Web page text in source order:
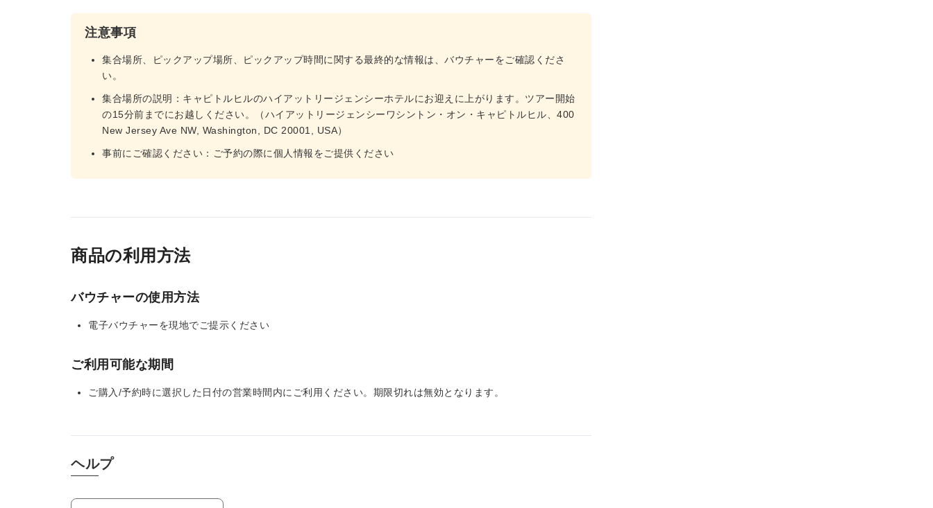
注意事項
集合場所、ピックアップ場所、ピックアップ時間に関する最終的な情報は、バウチャーをご確認くださ
い。
集合場所の説明：キャピトルヒルのハイアットリージェンシーホテルにお迎えに上がります。ツアー開始
の15分前までにお越しください。（ハイアットリージェンシーワシントン・オン・キャピトルヒル、400
New Jersey Ave NW, Washington, DC 20001, USA）
事前にご確認ください：ご予約の際に個人情報をご提供ください
商品の利用方法
バウチャーの使用方法
電子バウチャーを現地でご提示ください
ご利用可能な期間
ご購入/予約時に選択した日付の営業時間内にご利用ください。期限切れは無効となります。
ヘルプ